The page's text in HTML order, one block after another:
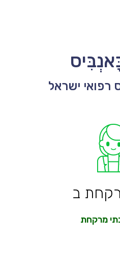
רפואי ישראל
ב
מרקחת